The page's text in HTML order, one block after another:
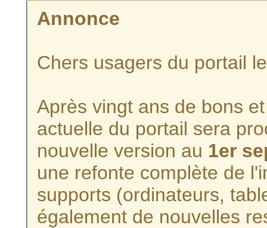
Annonce
Chers usagers du portail
Après vingt ans de bons
actuelle du portail sera
nouvelle version au 1er
une refonte complète de
supports (ordinateurs,
également de nouvelles